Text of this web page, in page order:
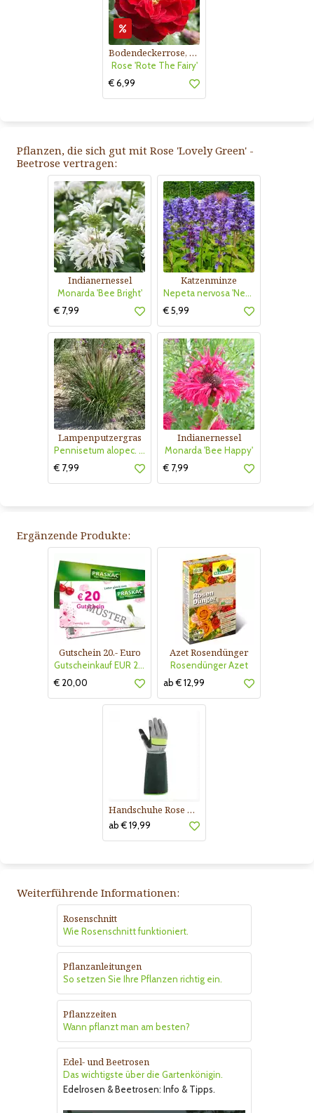
Bodendeckerrose, rot
Rose 'Rote The Fairy'
€ 6,99
Pflanzen, die sich gut mit Rose 'Lovely Green' -
Beetrose vertragen:
Indianernessel
Monarda 'Bee Bright'
€ 7,99
Katzenminze
Nepeta nervosa 'Neptun'
€ 5,99
Lampenputzergras
Pennisetum alopec. 'Red Head'
€ 7,99
Indianernessel
Monarda 'Bee Happy'
€ 7,99
Ergänzende Produkte:
Gutschein 20.- Euro
Gutscheinkauf EUR 20.-
€ 20,00
Azet Rosendünger
Rosendünger Azet
ab € 12,99
Handschuhe Rose Buisson
ab € 19,99
Weiterführende Informationen:
Rosenschnitt
Wie Rosenschnitt funktioniert.
Pflanzanleitungen
So setzen Sie Ihre Pflanzen richtig ein.
Pflanzzeiten
Wann pflanzt man am besten?
Edel- und Beetrosen
Das wichtigste über die Gartenkönigin.
Edelrosen & Beetrosen: Info & Tipps.